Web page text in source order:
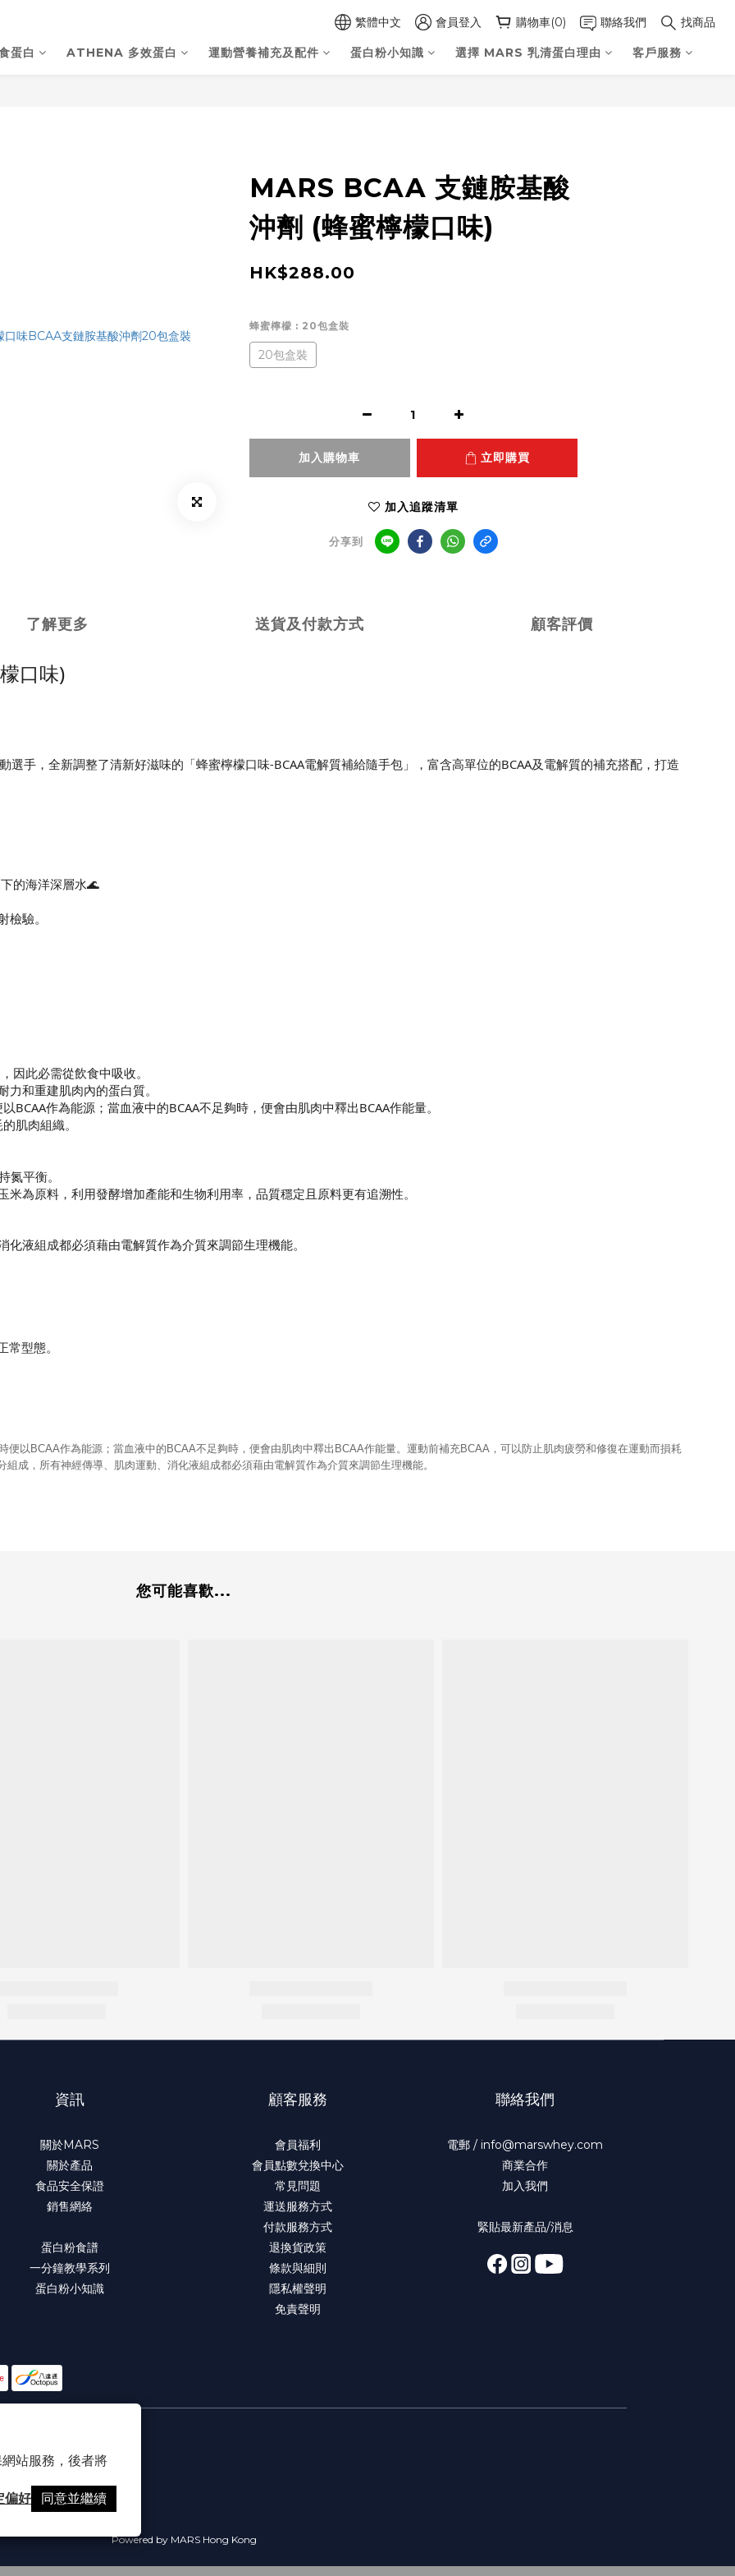
站服務，後者將
偏好
同意並繼續
繁體中文 會員登入 購物車(0) 聯絡我們 找商品
蛋白 ATHENA 多效蛋白 運動營養補充及配件 蛋白粉小知識 選擇 MARS 乳清蛋白理由 客戶服務
MARS BCAA 支鏈胺基酸
沖劑 (蜂蜜檸檬口味)
HK$288.00
蜂蜜檸檬 : 20包盒裝
20包盒裝
加入購物車 立即購買
加入追蹤清單
分享到
了解更多 送貨及付款方式 顧客評價
《預
口味)
手，全新調整了清新好滋味的「蜂蜜檸檬口味-BCAA電解質補給隨手包」，富含高單位的BCAA及電解質的補充搭配，打造
的海洋深層水🌊
驗。
因此必需從飲食中吸收。
和重建肌肉內的蛋白質。
作為能源；當血液中的BCAA不足夠時，便會由肌肉中釋出BCAA作能量。
肌肉組織。
平衡。
為原料，利用發酵增加產能和生物利用率，品質穩定且原料更有追溯性。
液組成都必須藉由電解質作為介質來調節生理機能。
型態。
便以BCAA作為能源；當血液中的BCAA不足夠時，便會由肌肉中釋出BCAA作能量。運動前補充BCAA，可以防止肌肉疲勞和修復在運動而損耗
成，所有神經傳導、肌肉運動、消化液組成都必須藉由電解質作為介質來調節生理機能。
您可能喜歡...
資訊
關於MARS
關於產品
食品安全保證
銷售網絡
蛋白粉食譜
一分鐘教學系列
蛋白粉小知識
顧客服務
會員福利
會員點數兌換中心
常見問題
運送服務方式
付款服務方式
退換貨政策
條款與細則
隱私權聲明
免責聲明
聯絡我們
電郵 / info@marswhey.com
商業合作
加入我們
緊貼最新產品/消息
Powered by MARS Hong Kong